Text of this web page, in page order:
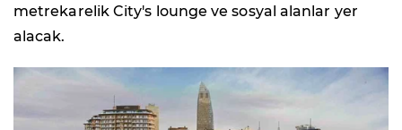
metrekarelik City's lounge ve sosyal alanlar yer
alacak.